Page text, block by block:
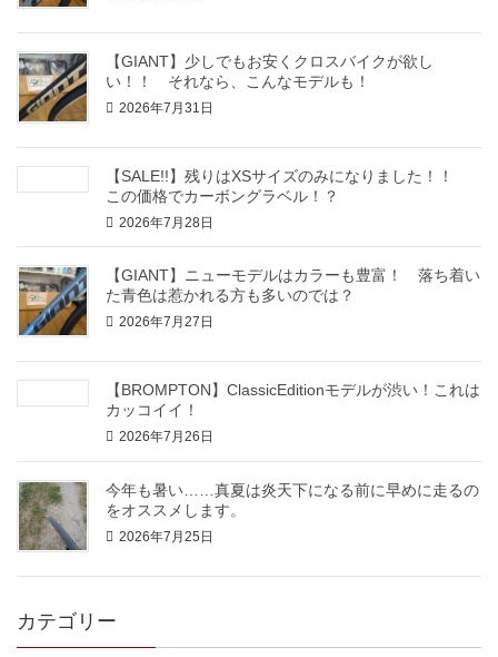
【GIANT】少しでもお安くクロスバイクが欲し
い！！ それなら、こんなモデルも！
2026年7月31日
【SALE!!】残りはXSサイズのみになりました！！
この価格でカーボングラベル！？
2026年7月28日
【GIANT】ニューモデルはカラーも豊富！ 落ち着い
た青色は惹かれる方も多いのでは？
2026年7月27日
【BROMPTON】ClassicEditionモデルが渋い！これは
カッコイイ！
2026年7月26日
今年も暑い……真夏は炎天下になる前に早めに走るの
をオススメします。
2026年7月25日
カテゴリー